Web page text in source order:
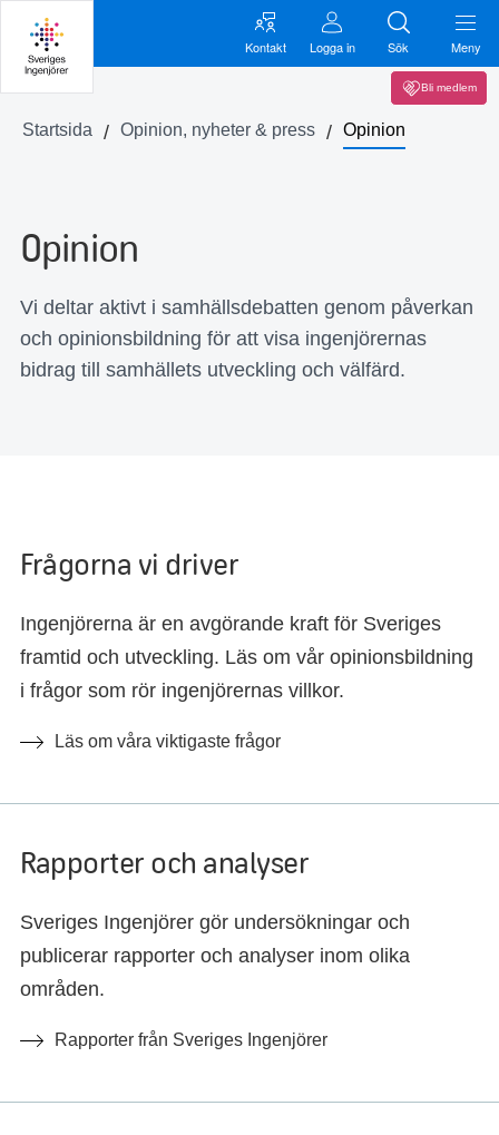
Kontakt Logga in Sök Meny
Bli medlem
Startsida Opinion, nyheter & press Opinion
Opinion
Vi deltar aktivt i samhällsdebatten genom påverkan
och opinionsbildning för att visa ingenjörernas
bidrag till samhällets utveckling och välfärd.
Frågorna vi driver
Ingenjörerna är en avgörande kraft för Sveriges
framtid och utveckling. Läs om vår opinionsbildning
i frågor som rör ingenjörernas villkor.
Läs om våra viktigaste frågor
Rapporter och analyser
Sveriges Ingenjörer gör undersökningar och
publicerar rapporter och analyser inom olika
områden.
Rapporter från Sveriges Ingenjörer